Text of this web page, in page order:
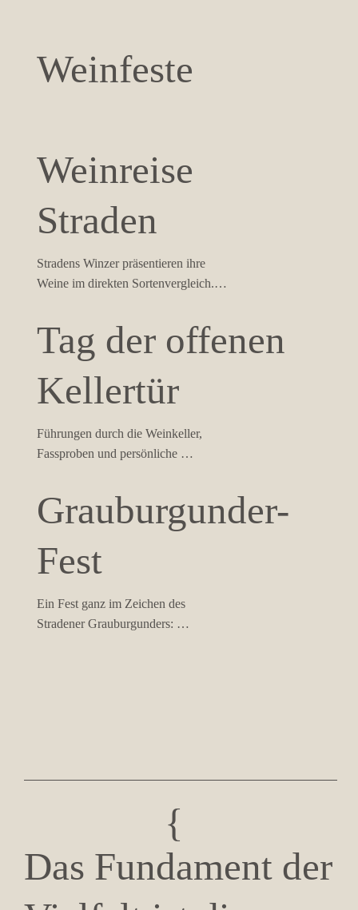
Das Fundament der
{
Weinfeste
Weinreise
Straden
Stradens Winzer präsentieren ihre
Weine im direkten Sortenvergleich.
zu Winzer den Frühling willkommen
heißen.
Tag der offenen
Kellertür
Führungen durch die Weinkeller,
Fassproben und persönliche
spannende Einblicke in die Arbeit der
Betriebe – ein Blick hinter die
Kulissen des Weinbaus in Straden.
Grauburgunder-
Fest
Ein Fest ganz im Zeichen des
Stradener Grauburgunders: